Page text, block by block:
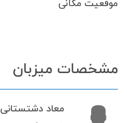
موقعیت مکانی
مشخصات میزبان
معاد دشتستانی